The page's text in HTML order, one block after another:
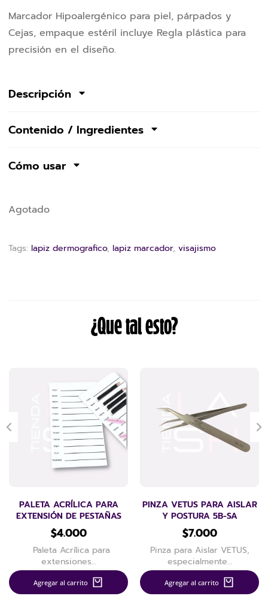
Marcador Hipoalergénico para piel, párpados y
Cejas, empaque estéril incluye Regla plástica para
precisión en el diseño.
Descripción
Contenido / Ingredientes
Cómo usar
Agotado
Tags: lapiz dermografico, lapiz marcador, visajismo
¿Que tal esto?
PALETA ACRÍLICA PARA
EXTENSIÓN DE PESTAÑAS
$4.000
Paleta Acrílica para
extensiones…
Agregar al carrito
PINZA VETUS PARA AISLAR
Y POSTURA 5B-SA
$7.000
Pinza para Aislar VETUS,
especialmente…
Agregar al carrito